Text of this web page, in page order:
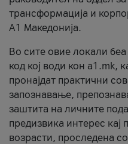
трансформација и
А1 Македонија.
Во сите овие локали
код кој води кон a1.mk,
пронајдат практични
запознавање,
заштита на личните
предизвика интерес кај
возрасти, проследена